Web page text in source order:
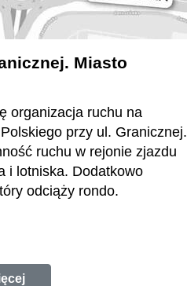
Miasto
organizacja ruchu na
przy ul. Granicznej.
ruchu w rejonie zjazdu
i lotniska. Dodatkowo
odciąży rondo.